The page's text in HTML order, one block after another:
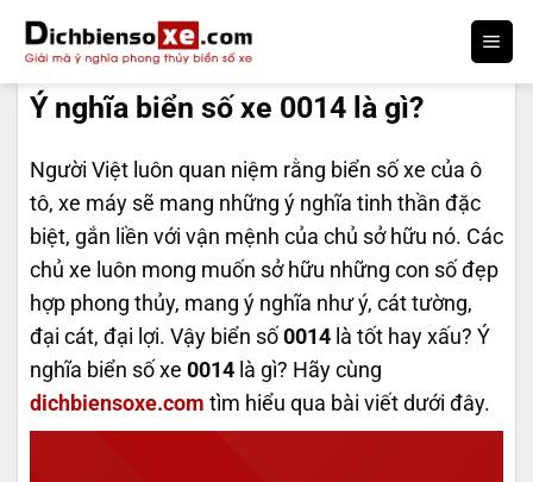
qua
nội
dungÝ nghĩa biển số xe 0014 là gì?
Người Việt luôn quan niệm rằng biển số xe của ô
tô, xe máy sẽ mang những ý nghĩa tinh thần đặc
biệt, gắn liền với vận mệnh của chủ sở hữu nó. Các
chủ xe luôn mong muốn sở hữu những con số đẹp
hợp phong thủy, mang ý nghĩa như ý, cát tường,
đại cát, đại lợi. Vậy biển số 0014 là tốt hay xấu? Ý
nghĩa biển số xe 0014 là gì? Hãy cùng
dichbiensoxe.com tìm hiểu qua bài viết dưới đây.